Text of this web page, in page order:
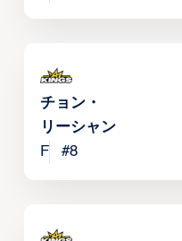
チョン・
リーシャン
F
#8